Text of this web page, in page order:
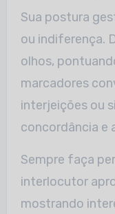
Sua postura
ou indiferença.
olhos,
marcadores
interjeições ou
concordância e
Sempre faça
interlocutor
mostrando